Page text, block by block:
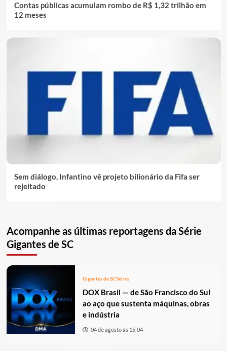
Contas públicas acumulam rombo de R$ 1,32 trilhão em
12 meses
Sem diálogo, Infantino vê projeto bilionário da Fifa ser
rejeitado
Acompanhe as últimas reportagens da Série
Gigantes de SC
Gigantes de SCSéries
DOX Brasil — de São Francisco do Sul
ao aço que sustenta máquinas, obras
e indústria
04 de agosto às 15:04